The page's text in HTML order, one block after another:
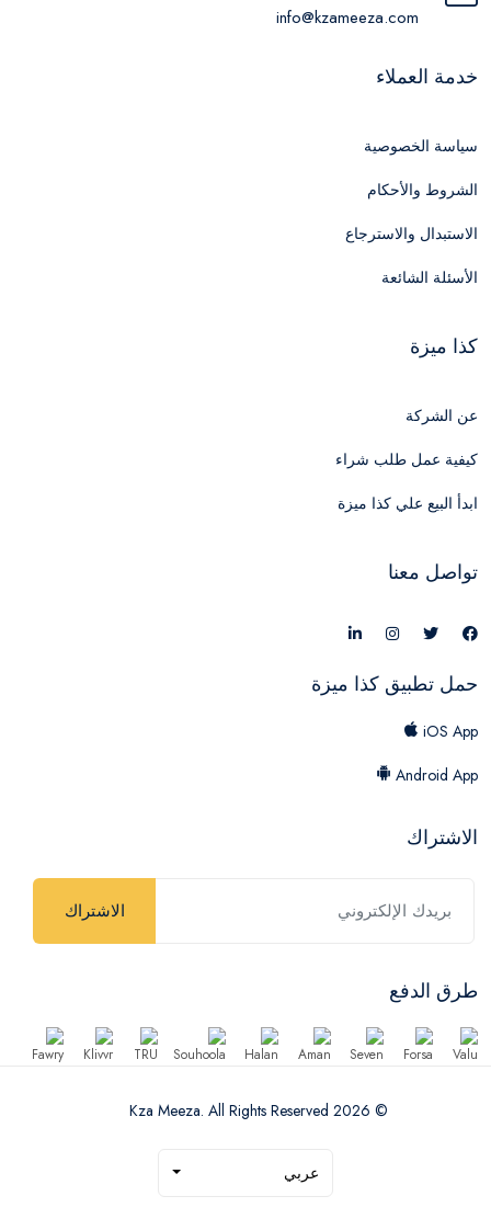
info@kzameeza.com
خدمة العملاء
سياسة الخصوصية
الشروط والأحكام
الاستبدال والاسترجاع
الأسئلة الشائعة
كذا ميزة
عن الشركة
كيفية عمل طلب شراء
ابدأ البيع علي كذا ميزة
تواصل معنا
حمل تطبيق كذا ميزة
iOS App
Android App
الاشتراك
الاشتراك
طرق الدفع
© 2026 Kza Meeza. All Rights Reserved
عربي